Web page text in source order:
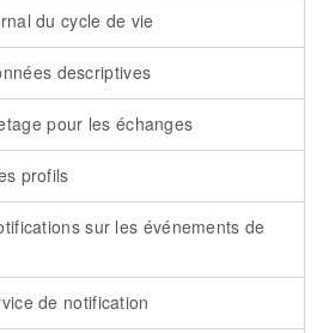
du cycle de vie
descriptives
pour les échanges
profils
sur les événements de
de notification